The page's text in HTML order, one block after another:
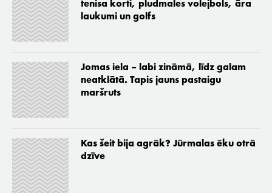
tenisa korti, pludmales volejbols, āra
laukumi un golfs
Jomas iela – labi zināmā, līdz galam
neatklātā. Tapis jauns pastaigu
maršruts
Kas šeit bija agrāk? Jūrmalas ēku otrā
dzīve